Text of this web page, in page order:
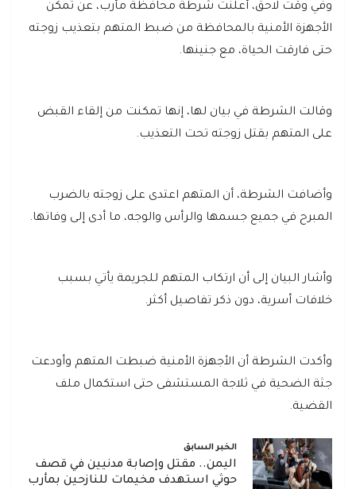
وفي وقت لاحق، أعلنت شرطة محافظة مأرب، عن تمكن
الأجهزة الأمنية بالمحافظة من ضبط المتهم بتعذيب زوجته
حتى فارقت الحياة، مع جنينها.
وقالت الشرطة في بيان لها، إنها تمكنت من إلقاء القبض
على المتهم بقتل زوجته تحت التعذيب.
وأضافت الشرطة، أن المتهم اعتدى على زوجته بالضرب
المبرح في جميع جسمها والرأس والوجه، ما أدى إلى وفاتها.
وأشار البيان إلى أن ارتكاب المتهم للجريمة يأتي بسبب
خلافات أسرية، دون ذكر تفاصيل أكثر.
وأكدت الشرطة أن الأجهزة الأمنية ضبطت المتهم وأودعت
جثة الضحية في ثلاجة المستشفى حتى استكمال ملف
القضية.
الخبر السابق
اليمن.. مقتل وإصابة مدنيين في قصف
حوثي استهدف مخيمات للنازحين بمأرب